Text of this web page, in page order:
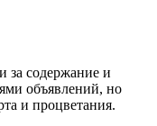
за содержание и
объявлений, но
и процветания.